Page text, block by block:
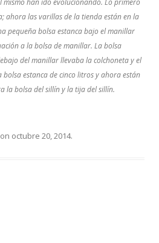
mismo han ido evolucionando. Lo primero
ahora las varillas de la tienda están en la
pequeña bolsa estanca bajo el manillar
a la bolsa de manillar. La bolsa
del manillar llevaba la colchoneta y el
bolsa estanca de cinco litros y ahora están
la bolsa del sillín y la tija del sillín.
on octubre 20, 2014.